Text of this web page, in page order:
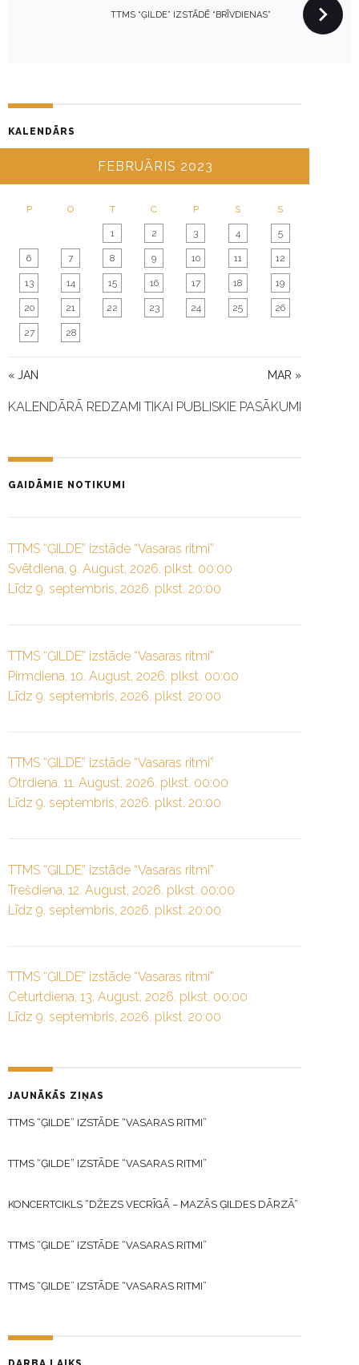
G
A
T
O
N
TTMS “ĢILDE” IZSTĀDĒ “BRĪVDIENAS”
KALENDĀRS
FEBRUĀRIS 2023
P O T C P S S
« JAN MAR »
1 2 3 4 5
6 7 8 9 10 11 12
13 14 15 16 17 18 19
20 21 22 23 24 25 26
27 28
KALENDĀRĀ REDZAMI TIKAI PUBLISKIE PASĀKUMI
GAIDĀMIE NOTIKUMI
TTMS “ĢILDE” izstāde “Vasaras ritmi”
Svētdiena, 9. August, 2026. plkst. 00:00
Līdz 9. septembris, 2026. plkst. 20:00
TTMS “ĢILDE” izstāde “Vasaras ritmi”
Pirmdiena, 10. August, 2026. plkst. 00:00
Līdz 9. septembris, 2026. plkst. 20:00
TTMS “ĢILDE” izstāde “Vasaras ritmi”
Otrdiena, 11. August, 2026. plkst. 00:00
Līdz 9. septembris, 2026. plkst. 20:00
TTMS “ĢILDE” izstāde “Vasaras ritmi”
Trešdiena, 12. August, 2026. plkst. 00:00
Līdz 9. septembris, 2026. plkst. 20:00
TTMS “ĢILDE” izstāde “Vasaras ritmi”
Ceturtdiena, 13. August, 2026. plkst. 00:00
Līdz 9. septembris, 2026. plkst. 20:00
JAUNĀKĀS ZIŅAS
TTMS “ĢILDE” IZSTĀDE “VASARAS RITMI”
TTMS “ĢILDE” IZSTĀDE “VASARAS RITMI”
KONCERTCIKLS “DŽEZS VECRĪGĀ – MAZĀS ĢILDES DĀRZĀ”
TTMS “ĢILDE” IZSTĀDE “VASARAS RITMI”
TTMS “ĢILDE” IZSTĀDE “VASARAS RITMI”